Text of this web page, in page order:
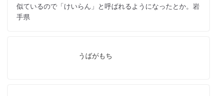
似ているので「けいらん」と呼ばれるようになったとか。岩
手県
うばがもち